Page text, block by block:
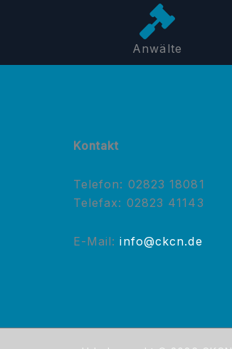
Anwälte
Kontakt
Telefon: 02823 18081
Telefax: 02823 41143
E-Mail:info@ckcn.de